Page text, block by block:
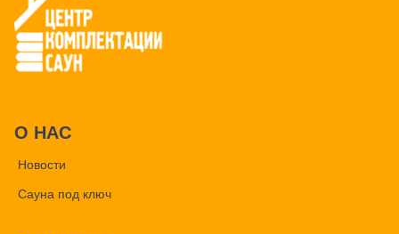
О НАС
Новости
Сауна под ключ